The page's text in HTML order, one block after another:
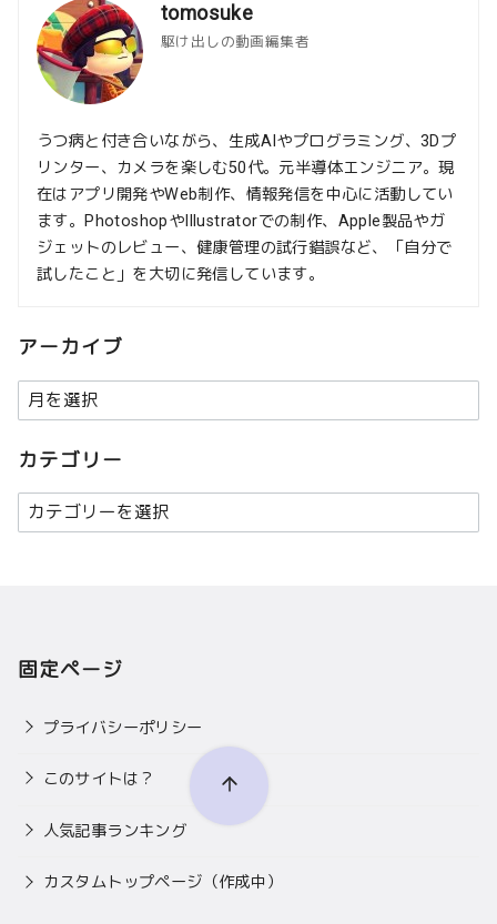
tomosuke
駆け出しの動画編集者
うつ病と付き合いながら、生成AIやプログラミング、3Dプ
リンター、カメラを楽しむ50代。元半導体エンジニア。現
在はアプリ開発やWeb制作、情報発信を中心に活動してい
ます。PhotoshopやIllustratorでの制作、Apple製品やガ
ジェットのレビュー、健康管理の試行錯誤など、「自分で
試したこと」を大切に発信しています。
アーカイブ
ア
ー
カ
ブ
カテゴリー
カ
テ
固定ページ
プライバシーポリシー
このサイトは？
人気記事ランキング
カスタムトップページ（作成中）